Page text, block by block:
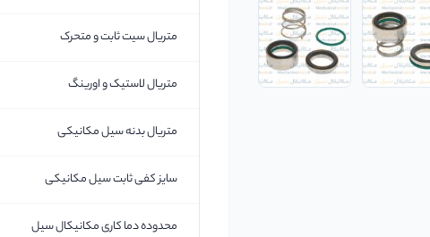
متریال سیت ثابت و متحرک
متریال لاستیک و اورینگ
متریال بدنه سیل مکانیکی
سایز کفی ثابت سیل مکانیکی
محدوده دما کاری مکانیکال سیل